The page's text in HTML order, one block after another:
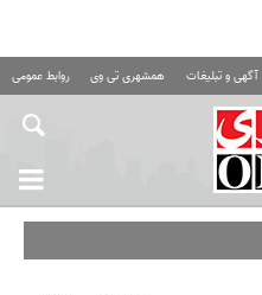
آگهی و تبلیغات همشهری تی وی روابط عمومی